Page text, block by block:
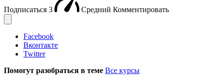
Подписаться 3 Средний Комментировать
Facebook
Вконтакте
Twitter
Помогут разобраться в теме Все курсы